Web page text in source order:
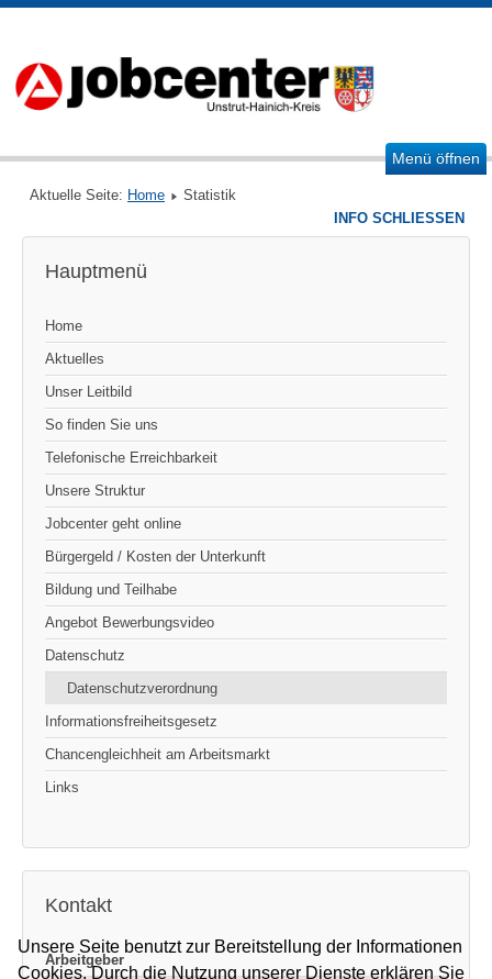
Menü öffnen
Aktuelle Seite: Home Statistik
Hauptmenü
Home
Aktuelles
Unser Leitbild
So finden Sie uns
Telefonische Erreichbarkeit
Unsere Struktur
Jobcenter geht online
Bürgergeld / Kosten der Unterkunft
Bildung und Teilhabe
Angebot Bewerbungsvideo
Datenschutz
Datenschutzverordnung
Informationsfreiheitsgesetz
Chancengleichheit am Arbeitsmarkt
Links
Kontakt
Arbeitgeber
INFO SCHLIESSEN
Unsere Seite benutzt zur Bereitstellung der Informationen
Cookies. Durch die Nutzung unserer Dienste erklären Sie